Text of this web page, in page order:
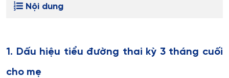
Nội dung
1. Dấu hiệu tiểu đường thai kỳ 3 tháng cuối
cho mẹ